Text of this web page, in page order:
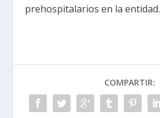
prehospitalarios en la entidad.
COMPARTIR: